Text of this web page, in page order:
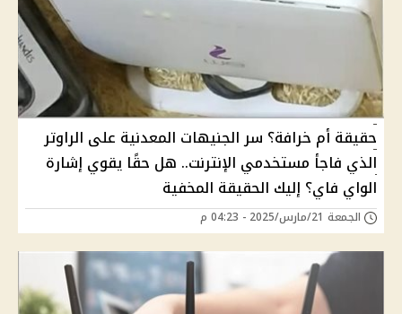
حقيقة أم خرافة؟ سر الجنيهات المعدنية على الراوتر
الذي فاجأ مستخدمي الإنترنت.. هل حقًا يقوي إشارة
الواي فاي؟ إليك الحقيقة المخفية
الجمعة 21/مارس/2025 - 04:23 م